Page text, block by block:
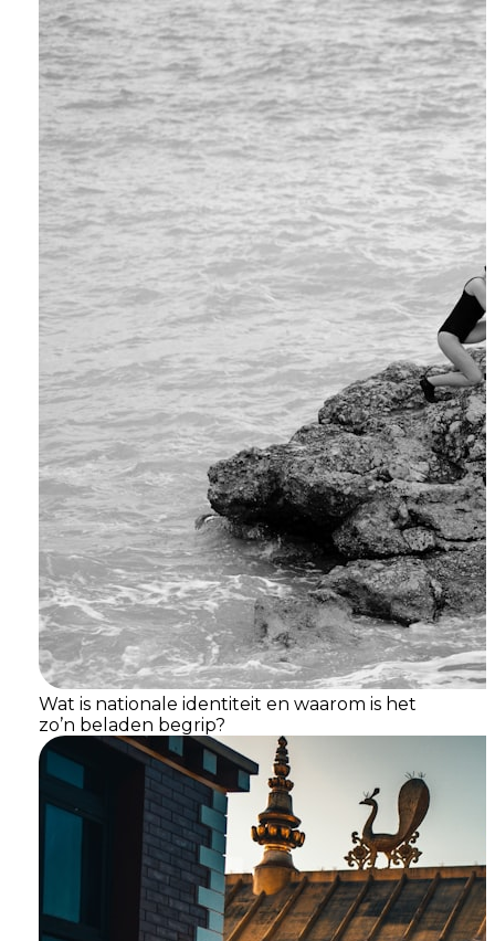
Wat is nationale identiteit en waarom is het
zo’n beladen begrip?